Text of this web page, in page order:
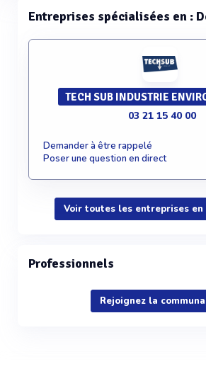
Entreprises spécialisées en :
TECH SUB INDUSTRIE
03 21 15 40 00
Demander à être rappelé
Poser une question en direct
Voir toutes les entreprises en
Professionnels
Rejoignez la